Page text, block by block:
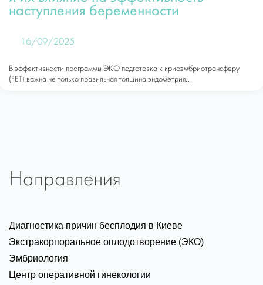
наступления беременности
16/09/2025
В эффективности программы ЭКО подготовка к криоэмбриотрансферу
(FET) важна не только правильная толщина эндометрия...
Направления
Диагностика причин бесплодия в Киеве
Экстракорпоральное оплодотворение (ЭКО)
Эмбриология
Центр оперативной гинекологии